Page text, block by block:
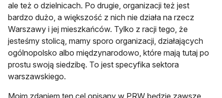
ale też o dzielnicach. Po drugie, organizacji też jest
bardzo dużo, a większość z nich nie działa na rzecz
Warszawy i jej mieszkańców. Tylko z racji tego, że
jesteśmy stolicą, mamy sporo organizacji, działających
ogólnopolsko albo międzynarodowo, które mają tutaj po
prostu swoją siedzibę. To jest specyfika sektora
warszawskiego.